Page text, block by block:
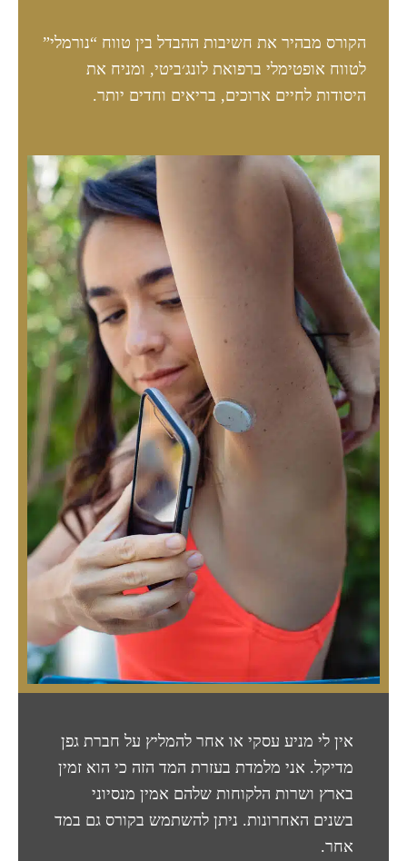
הקורס מבהיר את חשיבות ההבדל בין טווח “נורמלי”
לטווח אופטימלי ברפואת לונג׳ביטי, ומניח את
היסודות לחיים ארוכים, בריאים וחדים יותר.
אין לי מניע עסקי או אחר להמליץ על חברת גפן
מדיקל. אני מלמדת בעזרת המד הזה כי הוא זמין
בארץ ושרות הלקוחות שלהם אמין מנסיוני
בשנים האחרונות. ניתן להשתמש בקורס גם במד
אחר.